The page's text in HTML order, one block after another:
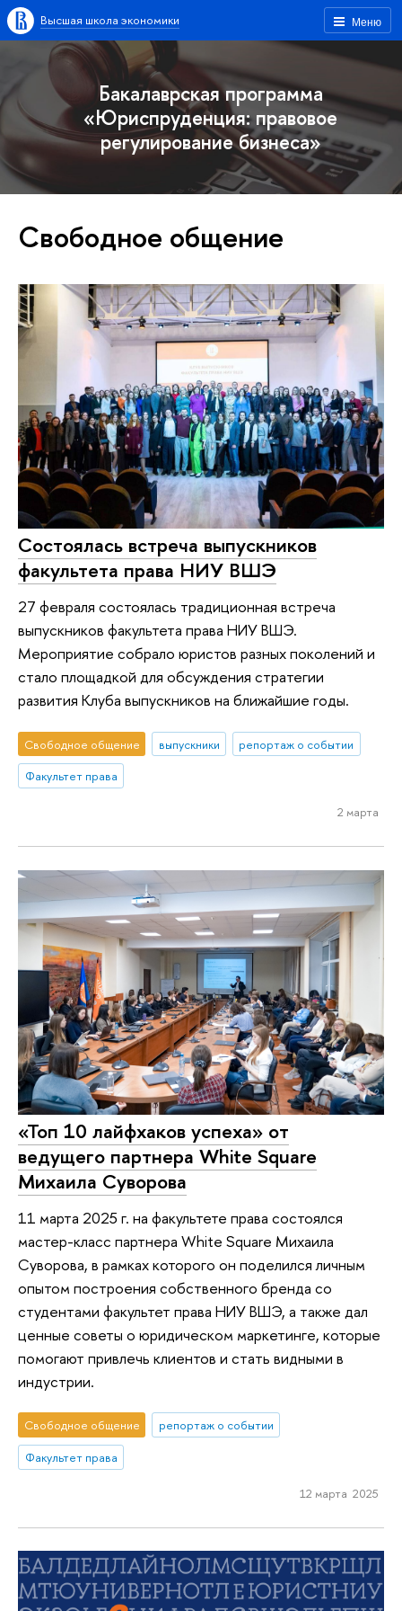
Меню
Высшая школа экономики
Бакалаврская программа
«Юриспруденция: правовое
регулирование бизнеса»
Свободное общение
Состоялась встреча выпускников
факультета права НИУ ВШЭ
27 февраля состоялась традиционная встреча
выпускников факультета права НИУ ВШЭ.
Мероприятие собрало юристов разных поколений и
стало площадкой для обсуждения стратегии
развития Клуба выпускников на ближайшие годы.
Свободное общение выпускники
репортаж о событии
Факультет права
2 марта
«Топ 10 лайфхаков успеха» от
ведущего партнера White Square
Михаила Суворова
11 марта 2025 г. на факультете права состоялся
мастер-класс партнера White Square Михаила
Суворова, в рамках которого он поделился личным
опытом построения собственного бренда со
студентами факультет права НИУ ВШЭ, а также дал
ценные советы о юридическом маркетинге, которые
помогают привлечь клиентов и стать видными в
индустрии.
Свободное общение
репортаж о событии
Факультет права
12 марта 2025